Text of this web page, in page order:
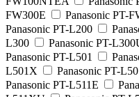
FW300E
Panasonic PT-
Panasonic PT-L200
L300
Panasonic PT-
Panasonic PT-L501
L501X
Panasonic PT-
Panasonic PT-L511E